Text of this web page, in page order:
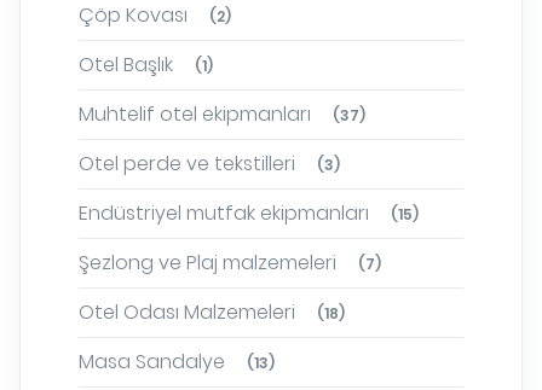
Çöp Kovası (2)
Otel Başlık (1)
Muhtelif otel ekipmanları (37)
Otel perde ve tekstilleri (3)
Endüstriyel mutfak ekipmanları (15)
Şezlong ve Plaj malzemeleri (7)
Otel Odası Malzemeleri (18)
Masa Sandalye (13)